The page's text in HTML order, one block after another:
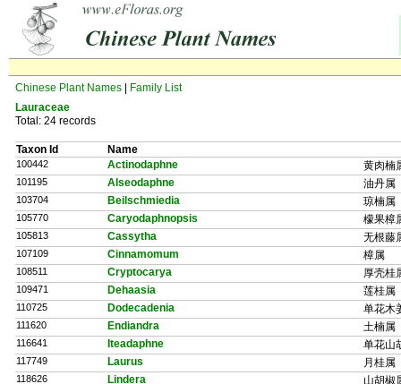
Chinese Plant Names
Family List
Lauraceae
Total: 24 records
Taxon Id Name
100442 Actinodaphne 黄肉楠
101195 Alseodaphne 油丹属
103704 Beilschmiedia 琼楠属
105770 Caryodaphnopsis 檬果樟
105813 Cassytha 无根藤
107109 Cinnamomum 樟属
108511 Cryptocarya 厚壳桂
109471 Dehaasia 莲桂属
110725 Dodecadenia 单花木
111620 Endiandra 土楠属
116641 Iteadaphne 单花山
117749 Laurus 月桂属
118626 Lindera 山胡椒